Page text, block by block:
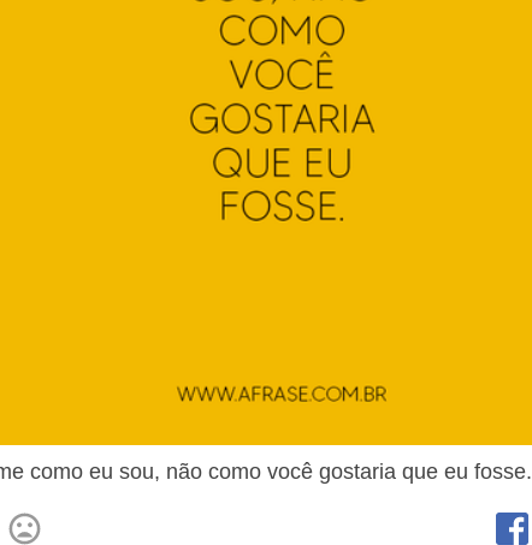
como eu sou, não como você gostaria que eu fosse.